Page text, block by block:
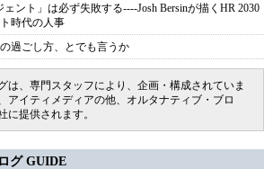
ェント」は必ず失敗する----Josh Bersinが描くHR 2030
時代の人事
過ごし方、とでも言うか
は、専門スタッフにより、企画・構成されていま
アイティメディアの他、オルタナティブ・ブロ
に提供されます。
グ GUIDE